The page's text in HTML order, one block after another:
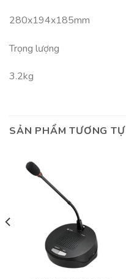
280x194x185mm
Trọng lượng
3.2kg
SẢN PHẨM TƯƠNG TỰ